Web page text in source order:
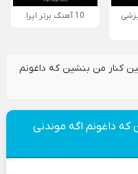
10 آهنگ برتر اپرا
کنار من بنشین که داغونم
داغونم اگه موندنی